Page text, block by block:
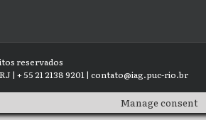
reservados
| + 55 21 2138 9201 | contato@iag.puc-rio.br
Manage consent